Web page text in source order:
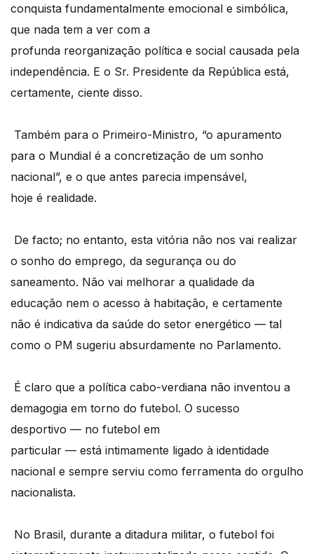
conquista fundamentalmente emocional e simbólica,
que nada tem a ver com a
profunda reorganização política e social causada pela
independência. E o Sr. Presidente da República está,
certamente, ciente disso.
Também para o Primeiro-Ministro, “o apuramento
para o Mundial é a concretização de um sonho
nacional”, e o que antes parecia impensável,
hoje é realidade.
De facto; no entanto, esta vitória não nos vai realizar
o sonho do emprego, da segurança ou do
saneamento. Não vai melhorar a qualidade da
educação nem o acesso à habitação, e certamente
não é indicativa da saúde do setor energético — tal
como o PM sugeriu absurdamente no Parlamento.
É claro que a política cabo-verdiana não inventou a
demagogia em torno do futebol. O sucesso
desportivo — no futebol em
particular — está intimamente ligado à identidade
nacional e sempre serviu como ferramenta do orgulho
nacionalista.
No Brasil, durante a ditadura militar, o futebol foi